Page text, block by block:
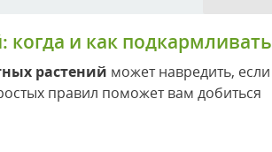
и как подкармливать
растений может навредить, если
правил поможет вам добиться